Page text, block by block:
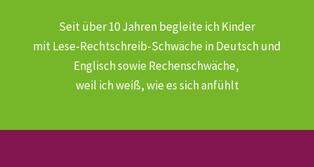
Seit über 10 Jahren begleite ich Kinder
mit Lese-Rechtschreib-Schwächein Deutsch und
Englisch sowie Rechenschwäche,
weil ich weiß, wie es sich anfühlt